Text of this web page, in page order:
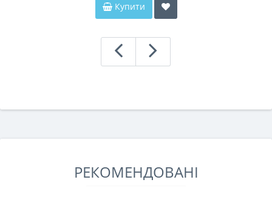
Купити
РЕКОМЕНДОВАНІ